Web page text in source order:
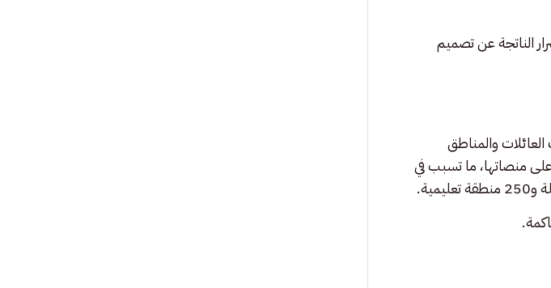
الناتجة عن تصميم
والمناطق
منصاتها، ما تسبب في